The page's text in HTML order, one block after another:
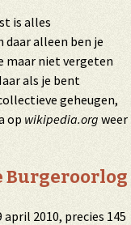
is alles
alleen ben je
maar niet vergeten
als je bent
geheugen,
op wikipedia.org weer
Burgeroorlog
2010, precies 145